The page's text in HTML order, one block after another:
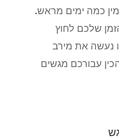
כמה ימים מראש.
שלכם לחוץ
נעשה את מירב
עבורכם מגשים